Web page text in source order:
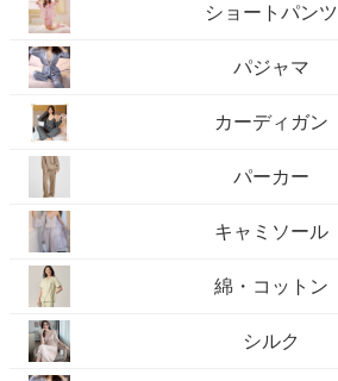
ショートパンツ
パジャマ
カーディガン
パーカー
キャミソール
綿・コットン
シルク